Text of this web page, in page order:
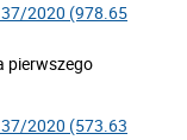
37/2020 (978.65
pierwszego
37/2020 (573.63